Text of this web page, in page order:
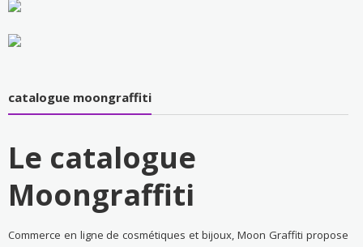
catalogue moongraffiti
Le catalogue
Moongraffiti
Commerce en ligne de cosmétiques et bijoux, Moon Graffiti propose